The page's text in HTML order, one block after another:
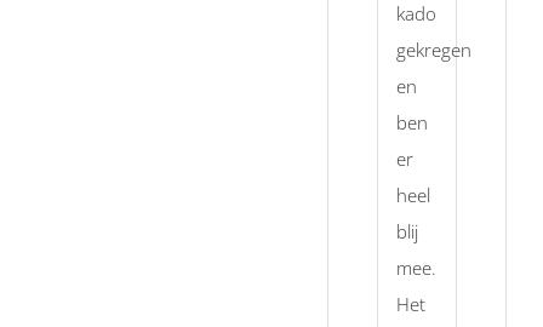
kado
gekregen
en
ben
er
heel
blij
mee.
Het